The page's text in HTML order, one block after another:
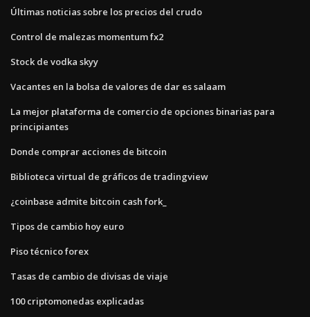
Últimas noticias sobre los precios del crudo
Control de malezas momentum fx2
Stock de vodka skyy
Vacantes en la bolsa de valores de dar es salaam
La mejor plataforma de comercio de opciones binarias para
principiantes
Donde comprar acciones de bitcoin
Biblioteca virtual de gráficos de tradingview
¿coinbase admite bitcoin cash fork_
Tipos de cambio hoy euro
Piso técnico forex
Tasas de cambio de divisas de viaje
100 criptomonedas explicadas